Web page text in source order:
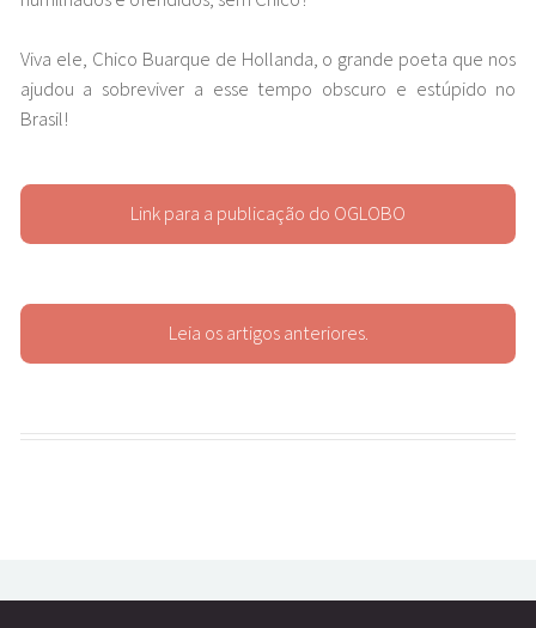
Viva ele, Chico Buarque de Hollanda, o grande poeta que nos
ajudou a sobreviver a esse tempo obscuro e estúpido no
Brasil!
Link para a publicação do OGLOBO
Leia os artigos anteriores.